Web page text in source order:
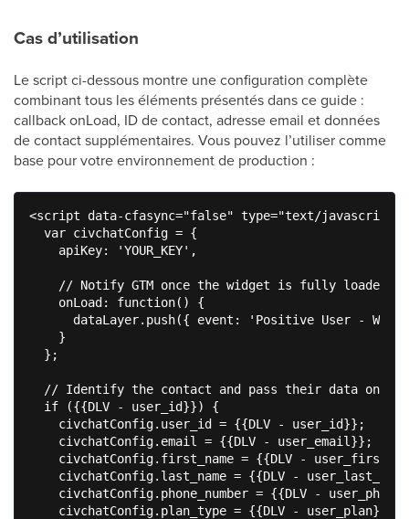
Cas d’utilisation
Le script ci-dessous montre une configuration complète
combinant tous les éléments présentés dans ce guide :
callback onLoad, ID de contact, adresse email et données
de contact supplémentaires. Vous pouvez l’utiliser comme
base pour votre environnement de production :
<script data-cfasync="false" type="text/javascript">
  var civchatConfig = {
    apiKey: 'YOUR_KEY',
    // Notify GTM once the widget is fully loaded
    onLoad: function() {
dataLayer.push({ event: 'Positive User -
    }
  };
// Identify the contact and pass their data only
  if ({{DLV - user_id}}) {
    civchatConfig.user_id = {{DLV - user_id}};
    civchatConfig.email = {{DLV - user_email}};
civchatConfig.first_name = {{DLV -
civchatConfig.last_name = {{DLV -
civchatConfig.phone_number = {{DLV -
    civchatConfig.plan_type = {{DLV - user_plan}};